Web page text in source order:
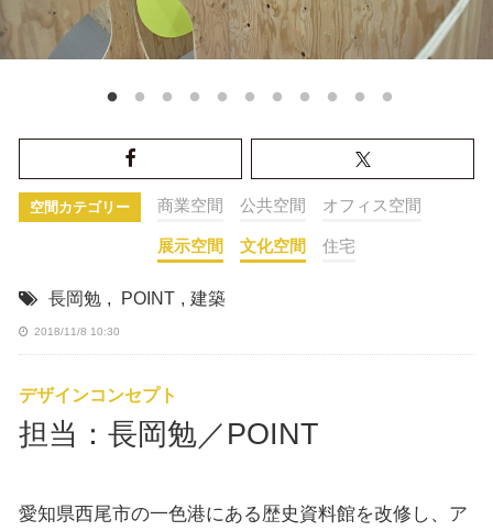
空間カテゴリー 商業空間 公共空間 オフィス空間
展示空間 文化空間 住宅
長岡勉 , POINT , 建築
2018/11/8 10:30
デザインコンセプト
担当：長岡勉／POINT
愛知県西尾市の一色港にある歴史資料館を改修し、ア